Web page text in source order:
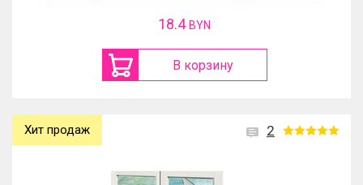
18.4 BYN
В корзину
2
Хит продаж